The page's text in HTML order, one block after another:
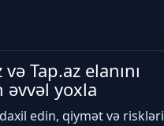
Tap.az elanını
əvvəl yoxla
edin, qiymət və riskləri